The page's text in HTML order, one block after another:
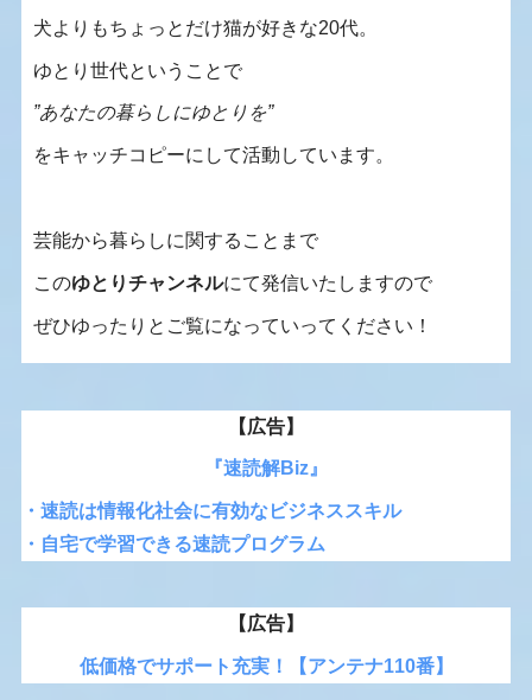
犬よりもちょっとだけ猫が好きな20代。
ゆとり世代ということで
”あなたの暮らしにゆとりを”
をキャッチコピーにして活動しています。
芸能から暮らしに関することまで
このゆとりチャンネルにて発信いたしますので
ぜひゆったりとご覧になっていってください！
【広告】
『速読解Biz』
・速読は情報化社会に有効なビジネススキル
・自宅で学習できる速読プログラム
【広告】
低価格でサポート充実！【アンテナ110番】